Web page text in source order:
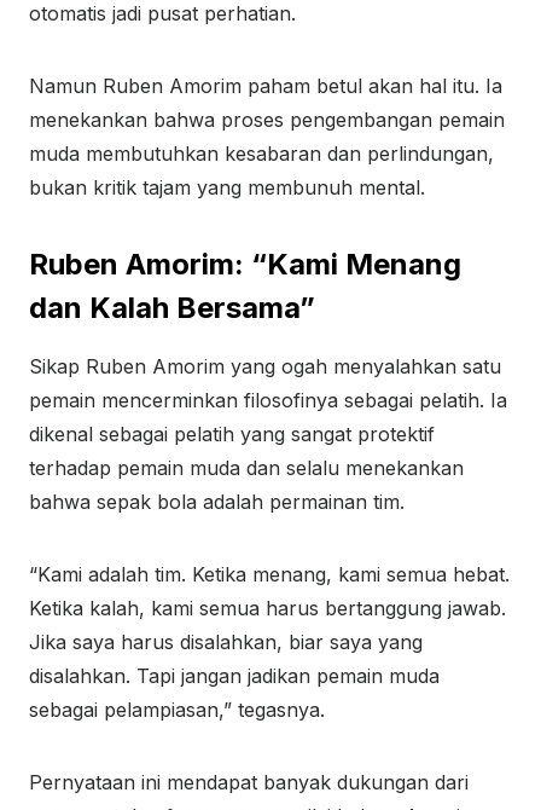
otomatis jadi pusat perhatian.
Namun Ruben Amorim paham betul akan hal itu. Ia
menekankan bahwa proses pengembangan pemain
muda membutuhkan kesabaran dan perlindungan,
bukan kritik tajam yang membunuh mental.
Ruben Amorim: “Kami Menang
dan Kalah Bersama”
Sikap Ruben Amorim yang ogah menyalahkan satu
pemain mencerminkan filosofinya sebagai pelatih. Ia
dikenal sebagai pelatih yang sangat protektif
terhadap pemain muda dan selalu menekankan
bahwa sepak bola adalah permainan tim.
“Kami adalah tim. Ketika menang, kami semua hebat.
Ketika kalah, kami semua harus bertanggung jawab.
Jika saya harus disalahkan, biar saya yang
disalahkan. Tapi jangan jadikan pemain muda
sebagai pelampiasan,” tegasnya.
Pernyataan ini mendapat banyak dukungan dari